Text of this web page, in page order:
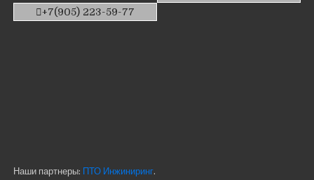
+7(905) 223-59-77
Наши партнеры: ПТО Инжиниринг.